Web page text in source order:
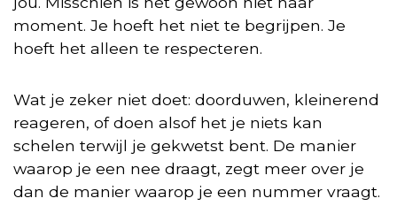
moment. Je hoeft het niet te begrijpen. Je
hoeft het alleen te respecteren.
Wat je zeker niet doet: doorduwen, kleinerend
reageren, of doen alsof het je niets kan
schelen terwijl je gekwetst bent. De manier
waarop je een nee draagt, zegt meer over je
dan de manier waarop je een nummer vraagt.